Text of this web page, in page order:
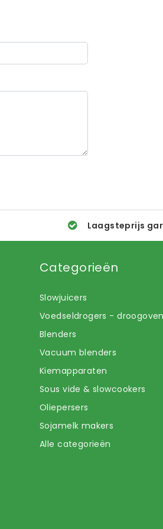
Laagsteprijs
Categorieën
Slowjuicers
Voedseldrogers -
Blenders
Vacuum blenders
Kiemapparaten
Sous vide & slowcookers
Oliepersers
Sojamelk makers
Alle categorieën